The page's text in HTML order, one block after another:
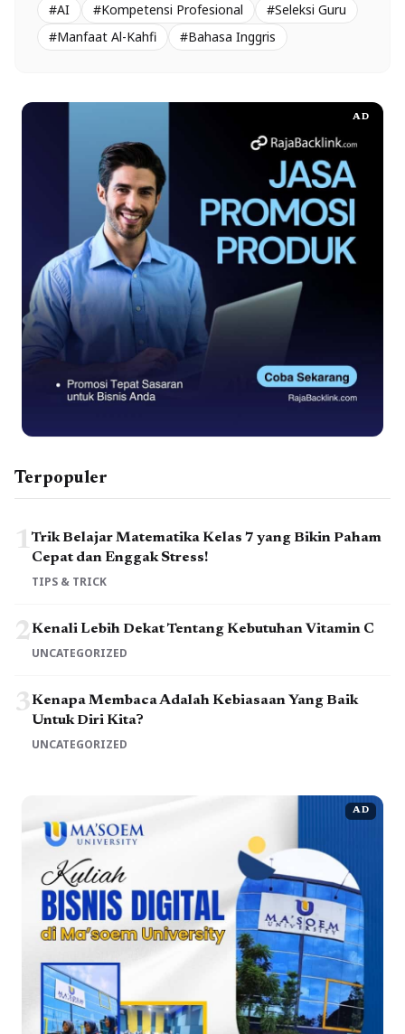
#AI
#Kompetensi Profesional
#Seleksi Guru
#Manfaat Al-Kahfi
#Bahasa Inggris
AD
Terpopuler
1Trik Belajar Matematika Kelas 7 yang Bikin Paham
Cepat dan Enggak Stress!
TIPS & TRICK
2Kenali Lebih Dekat Tentang Kebutuhan Vitamin C
UNCATEGORIZED
3Kenapa Membaca Adalah Kebiasaan Yang Baik
Untuk Diri Kita?
UNCATEGORIZED
AD